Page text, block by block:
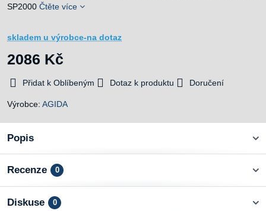
SP2000 Čtěte více
skladem u výrobce-na dotaz
2086 Kč
Přidat k Oblíbeným Dotaz k produktu Doručení
Výrobce: AGIDA
Popis
Recenze 0
Diskuse 0